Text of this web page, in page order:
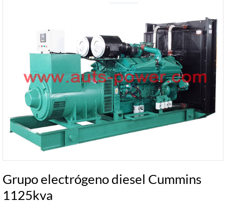
Grupo electrógeno diesel Cummins
1125kva